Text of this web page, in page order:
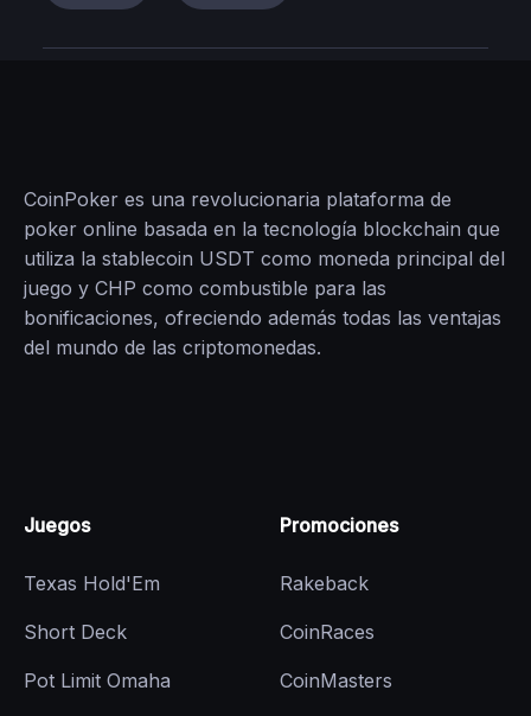
CoinPoker es una revolucionaria plataforma de
poker online basada en la tecnología blockchain que
utiliza la stablecoin USDT como moneda principal del
juego y CHP como combustible para las
bonificaciones, ofreciendo además todas las ventajas
del mundo de las criptomonedas.
Juegos
Texas Hold'Em
Short Deck
Pot Limit Omaha
Promociones
Rakeback
CoinRaces
CoinMasters